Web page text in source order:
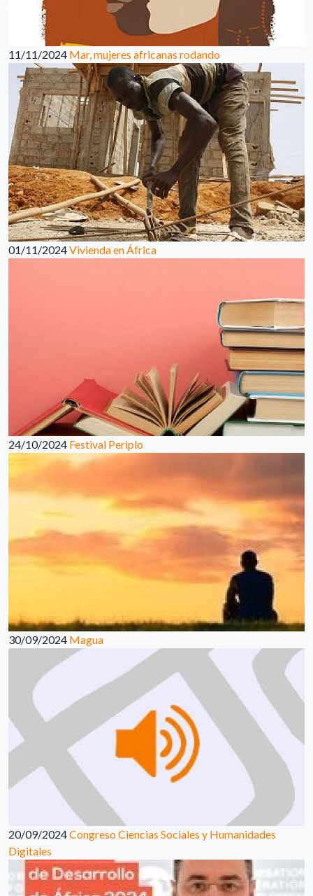
11/11/2024 Mar, mujeres africanas rodando
01/11/2024Vivienda en África
24/10/2024 Festival Periplo
30/09/2024 Magua
20/09/2024Congreso Ciencias Sociales y Humanidades
Digitales